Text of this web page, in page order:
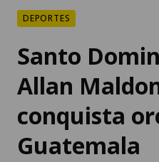
DEPORTES
Santo
Allan
conquista
Guatemala